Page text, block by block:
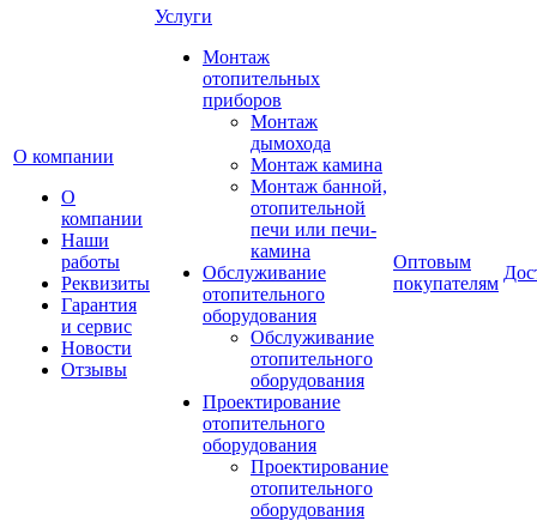
О компании
О
компании
Наши
работы
Реквизиты
Гарантия
и сервис
Новости
Отзывы
Услуги
Монтаж
отопительных
приборов
Монтаж
дымохода
Монтаж камина
Монтаж банной,
отопительной
печи или печи-
камина
Обслуживание
отопительного
оборудования
Обслуживание
отопительного
оборудования
Проектирование
отопительного
оборудования
Проектирование
отопительного
оборудования
Оптовым
покупателям